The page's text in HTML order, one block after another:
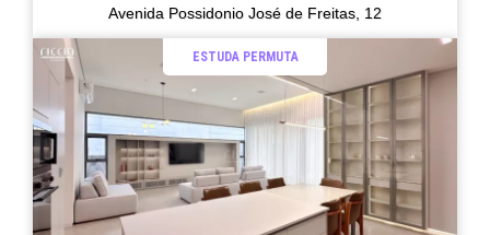
Avenida Possidonio José de Freitas, 12
ESTUDA PERMUTA